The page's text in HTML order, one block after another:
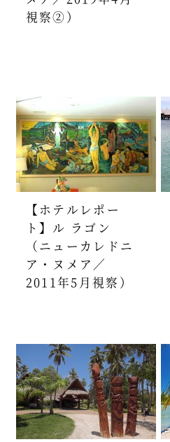
視察②）
【ホテルレポー
ト】ル ラゴン
（ニューカレドニ
ア・ヌメア／
2011年5月視察）